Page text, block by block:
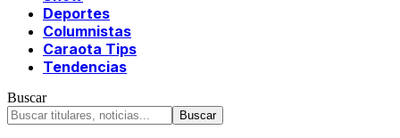
Deportes
Columnistas
Caraota Tips
Tendencias
Buscar